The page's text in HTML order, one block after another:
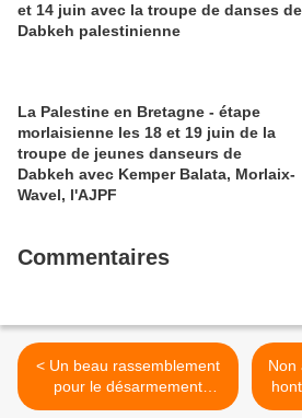
et 14 juin avec la troupe de danses de
Dabkeh palestinienne
La Palestine en Bretagne - étape
morlaisienne les 18 et 19 juin de la
troupe de jeunes danseurs de
Dabkeh avec Kemper Balata, Morlaix-
Wavel, l'AJPF
Commentaires
< Un beau rassemblement
pour le désarmement
nucléaire au port du fret
Non
non